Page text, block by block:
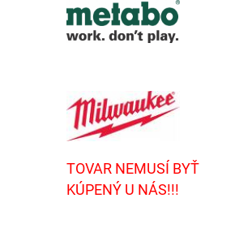
TOVAR NEMUSÍ BYŤ
KÚPENÝ U NÁS!!!